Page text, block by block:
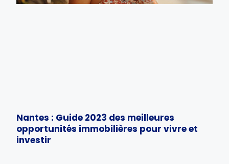
Nantes : Guide 2023 des meilleures
opportunités immobilières pour vivre et
investir